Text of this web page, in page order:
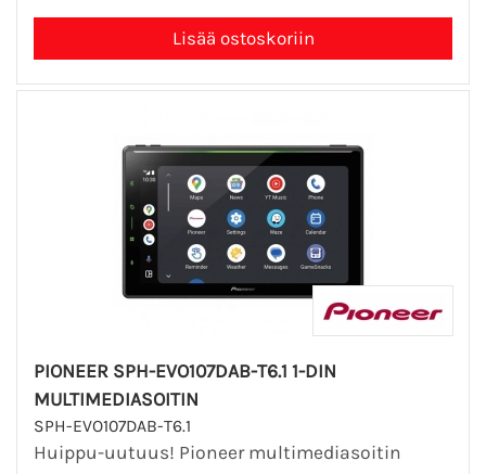
PIONEER SPH-EVO107DAB-T6.1 1-DIN
MULTIMEDIASOITIN
SPH-EVO107DAB-T6.1
Huippu-uutuus! Pioneer multimediasoitin